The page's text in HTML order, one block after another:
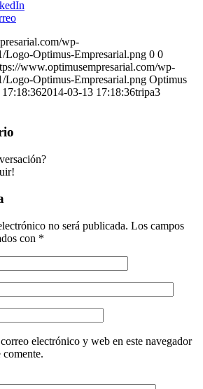
wp-
Logo-Optimus-Empresarial.png 0 0
www.optimusempresarial.com/wp-
Logo-Optimus-Empresarial.png Optimus
2014-03-13 17:18:36tripa3
no será publicada. Los campos
con *
electrónico y web en este navegador